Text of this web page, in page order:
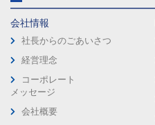
会社情報
社長からのごあいさつ
経営理念
コーポレート
メッセージ
会社概要